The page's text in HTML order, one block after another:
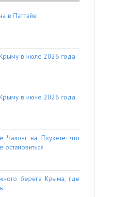
в Паттайе
в июле 2026 года
в июне 2026 года
Чалонг на Пхукете: что
остановиться
берега Крыма, где